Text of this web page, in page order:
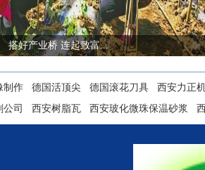
搭好产业桥 连起致富...
制作 德国活顶尖 德国滚花刀具
西安力正
司
西安树脂瓦 西安玻化微珠保温砂浆